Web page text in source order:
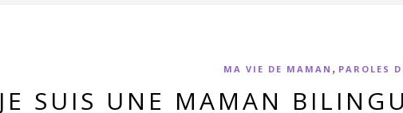
MA VIE DE MAMAN , PAROLES
JE SUIS UNE MAMAN